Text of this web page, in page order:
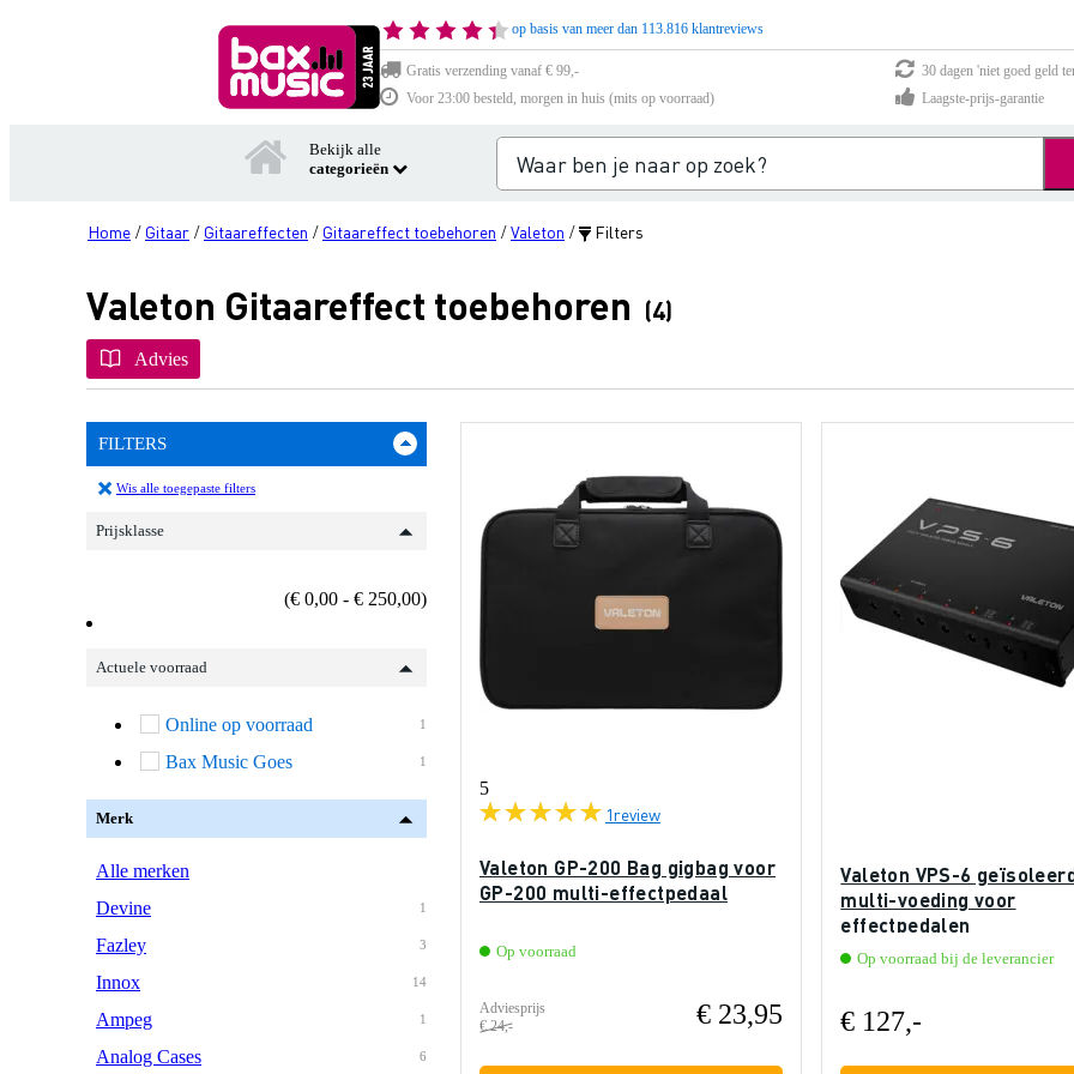
op basis van meer dan 113.816 klantreviews
Gratis verzending vanaf € 99,-
30 dagen 'niet goed geld
Voor 23:00 besteld, morgen in huis (mits op voorraad)
Laagste-prijs-garantie
Bekijk alle
categorieën
Home / Gitaar / Gitaareffecten / Gitaareffect toebehoren /Valeton / Filters
Valeton Gitaareffect toebehoren (4)
Advies
FILTERS
Wis alle toegepaste filters
Prijsklasse
(€ 0,00 - € 250,00)
Actuele voorraad
1
Online op voorraad
1
Bax Music Goes
Merk
Alle merken
1
Devine
3
Fazley
14
Innox
1
Ampeg
6
Analog Cases
5
1review
Valeton GP-200 Bag gigbag voor
GP-200 multi-effectpedaal
Op voorraad
Adviesprijs
€ 24,-
€ 23,95
Valeton VPS-6
multi-voeding voor
effectpedalen
Op voorraad bij de leverancier
€ 127,-